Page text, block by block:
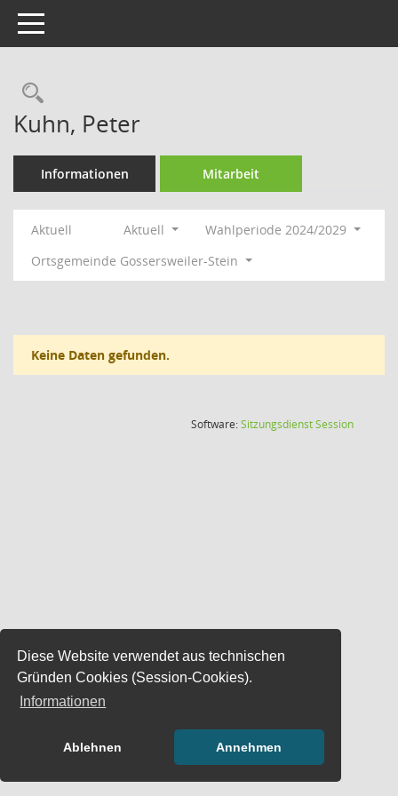
Diese Website verwendet aus technischen
Gründen Cookies (Session-Cookies).
Informationen
Ablehnen Annehmen
Toggle navigation
Rechercheauswahl
Kuhn, Peter
Informationen Mitarbeit
Aktuell Aktuell
Wahlperiode 2024/2029
Ortsgemeinde Gossersweiler-Stein
Keine Daten gefunden.
Software:SitzungsdienstSession(Wird in